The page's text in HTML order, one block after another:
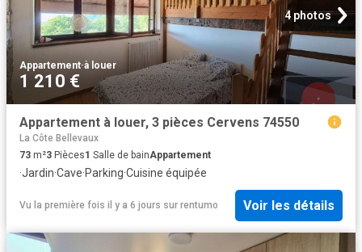
4 photos
Appartement·à louer
1 210 €
Appartement à louer, 3 pièces Cervens 74550
La Côte Bellevaux
73 m²3 Pièces1 Salle de bainAppartement
·Jardin·Cave·Parking·Cuisine équipée
Vu la première fois il y a 6 jours sur rentumo Voir les détails